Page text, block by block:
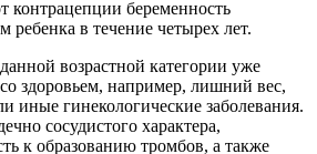
контрацепции беременность
ребенка в течение четырех лет.
возрастной категории уже
здоровьем, например, лишний вес,
гинекологические заболевания.
сосудистого характера,
к образованию тромбов, а также